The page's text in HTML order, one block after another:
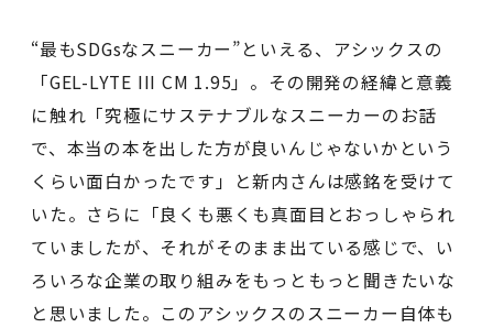
“最もSDGsなスニーカー”といえる、アシックスの
「GEL-LYTE III CM 1.95」。その開発の経緯と意義
に触れ「究極にサステナブルなスニーカーのお話
で、本当の本を出した方が良いんじゃないかという
くらい面白かったです」と新内さんは感銘を受けて
いた。さらに「良くも悪くも真面目とおっしゃられ
ていましたが、それがそのまま出ている感じで、い
ろいろな企業の取り組みをもっともっと聞きたいな
と思いました。このアシックスのスニーカー自体も